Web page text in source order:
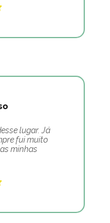
lugar. Já
fui muito
minhas